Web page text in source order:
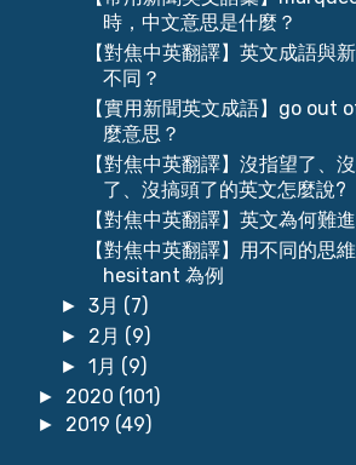
時，中文意思是什麼？
【對焦中英翻譯】英文成語與
不同？
【實用新聞英文成語】go out
麼意思？
【對焦中英翻譯】沒指望了、
了、沒搞頭了的英文怎麼說?
【對焦中英翻譯】英文為何難
【對焦中英翻譯】用不同的思
hesitant 為例
►3月 (7)
► 2月 (9)
►1月 (9)
► 2020 (101)
► 2019 (49)